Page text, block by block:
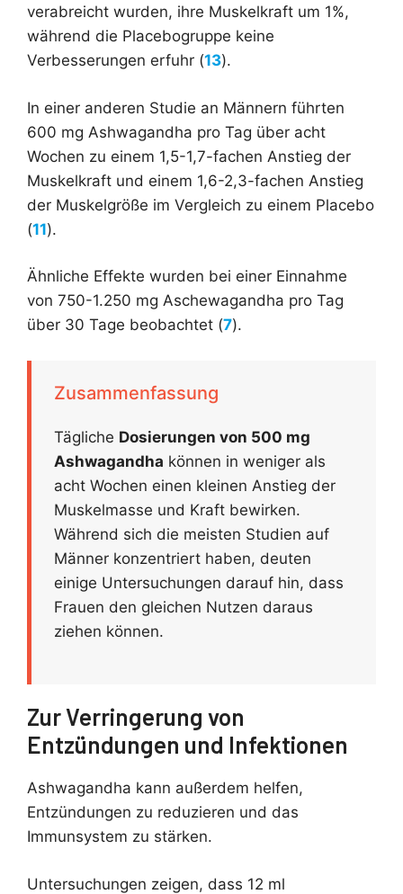
verabreicht wurden, ihre Muskelkraft um 1%,
während die Placebogruppe keine
Verbesserungen erfuhr (13).
In einer anderen Studie an Männern führten
600 mg Ashwagandha pro Tag über acht
Wochen zu einem 1,5-1,7-fachen Anstieg der
Muskelkraft und einem 1,6-2,3-fachen Anstieg
der Muskelgröße im Vergleich zu einem Placebo
(11).
Ähnliche Effekte wurden bei einer Einnahme
von 750-1.250 mg Aschewagandha pro Tag
über 30 Tage beobachtet (7).
Zusammenfassung
Tägliche Dosierungen von 500 mg
Ashwagandha können in weniger als
acht Wochen einen kleinen Anstieg der
Muskelmasse und Kraft bewirken.
Während sich die meisten Studien auf
Männer konzentriert haben, deuten
einige Untersuchungen darauf hin, dass
Frauen den gleichen Nutzen daraus
ziehen können.
Zur Verringerung von
Entzündungen und Infektionen
Ashwagandha kann außerdem helfen,
Entzündungen zu reduzieren und das
Immunsystem zu stärken.
Untersuchungen zeigen, dass 12 ml